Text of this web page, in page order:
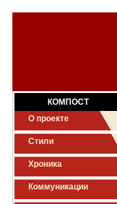
КОМПОСТ
О проекте
Стили
Хроника
Коммуникации